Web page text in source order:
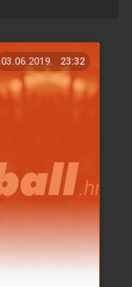
03.06.2019. 23:32